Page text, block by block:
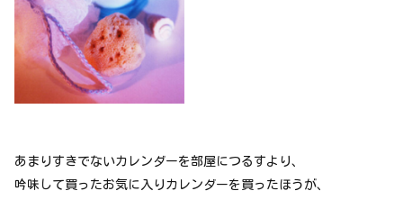
あまりすきでないカレンダーを部屋につるすより、
吟味して買ったお気に入りカレンダーを買ったほうが、